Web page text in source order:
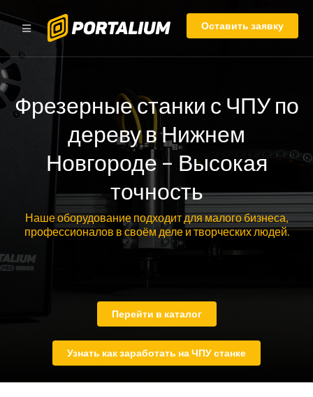
Оставить заявку
Фрезерные станки с ЧПУ по
дереву в Нижнем
Новгороде – Высокая
точность
Наше оборудование подходит для малого бизнеса,
профессионалов в своём деле и творческих людей.
Перейти в каталог
Узнать как заработать на ЧПУ станке